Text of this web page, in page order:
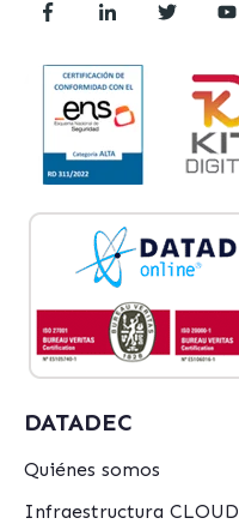
DATADEC
Quiénes somos
Infraestructura CLOUD